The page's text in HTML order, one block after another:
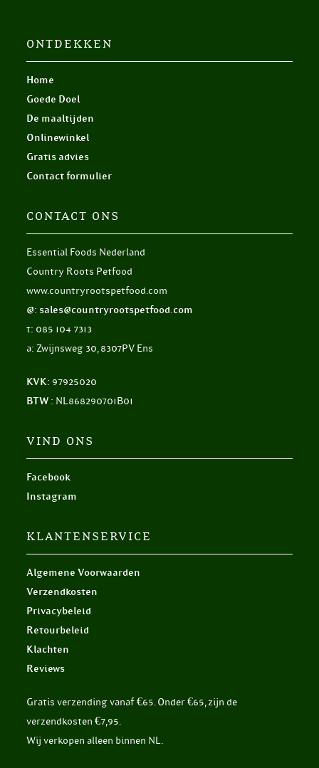
ONTDEKKEN
Home
Goede Doel
De maaltijden
Onlinewinkel
Gratis advies
Contact formulier
CONTACT ONS
Essential Foods Nederland
Country Roots Petfood
www.countryrootspetfood.com
@: sales@countryrootspetfood.com
t: 085 104 7313
a: Zwijnsweg 30, 8307PV Ens
KVK: 97925020
BTW : NL868290701B01
VIND ONS
Facebook
Instagram
KLANTENSERVICE
Algemene Voorwaarden
Verzendkosten
Privacybeleid
Retourbeleid
Klachten
Reviews
Gratis verzending vanaf €65. Onder €65, zijn de
verzendkosten €7,95.
Wij verkopen alleen binnen NL.